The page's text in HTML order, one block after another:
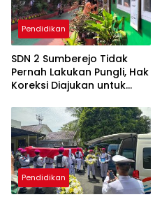
Pendidikan
SDN 2 Sumberejo Tidak
Pernah Lakukan Pungli, Hak
Koreksi Diajukan untuk
Informasi
Pendidikan